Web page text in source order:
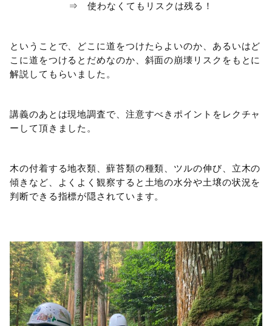
⇒ 使わなくてもリスクは残る！
ということで、どこに道をつけたらよいのか、あるいはど
こに道をつけるとだめなのか、斜面の崩壊リスクをもとに
解説してもらいました。
講義のあとは現地調査で、注意すべきポイントをレクチャ
ーして頂きました。
木の付着する地衣類、蘚苔類の種類、ツルの伸び、立木の
傾きなど、よくよく観察すると土地の水分や土壌の状況を
判断できる指標が隠されています。